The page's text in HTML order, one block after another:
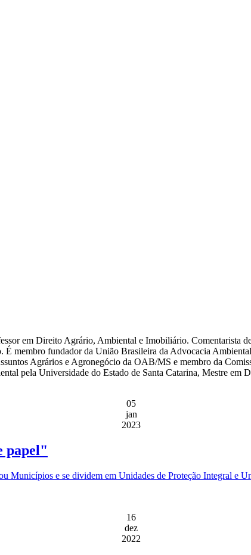
em Direito Agrário, Ambiental e Imobiliário. Comentarista
É membro fundador da União Brasileira da Advocacia
Agrários e Agronegócio da OAB/MS e membro da
pela Universidade do Estado de Santa Catarina, Mestre
05
jan
2023
papel"
Municípios e se dividem em Unidades de Proteção Integral e
16
dez
2022